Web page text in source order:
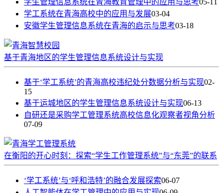
学生管理信息系统在青海教育管理中的应用与思考05-11
学工系统在青海高校中的应用与发展03-04
安徽学生管理信息系统在青海的启示与思考03-18
基于青海地区的学生管理信息系统设计与实现
基于‘学工系统’的青海高校违纪处分数据分析与实现02-
15
基于运城地区的学生管理信息系统设计与实现06-13
自研还是采购学工管理系统高校信息化观察者视角分析
07-09
在衡阳的开心时刻：探索“学生工作管理系统”与“东莞”的联系
‘学工系统’与‘呼和浩特’的融合发展探索06-07